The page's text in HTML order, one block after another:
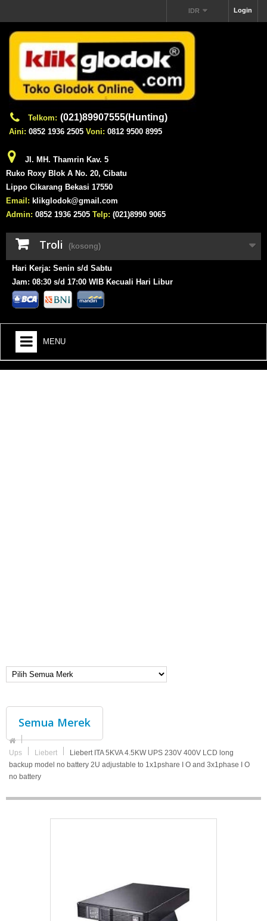
Login
IDR
Telkom: (021)89907555(Hunting)
Aini: 0852 1936 2505 Voni: 0812 9500 8995
Jl. MH. Thamrin Kav. 5
Ruko Roxy Blok A No. 20, Cibatu
Lippo Cikarang Bekasi 17550
Email: klikglodok@gmail.com
Admin: 0852 1936 2505 Telp: (021)8990 9065
Troli (kosong)
Hari Kerja: Senin s/d Sabtu
Jam: 08:30 s/d 17:00 WIB Kecuali Hari Libur
MENU
Semua Merek
Ups Liebert
Liebert ITA 5KVA 4.5KW UPS 230V 400V LCD long
backup model no battery 2U adjustable to 1x1pshare I O and 3x1phase I O
no battery